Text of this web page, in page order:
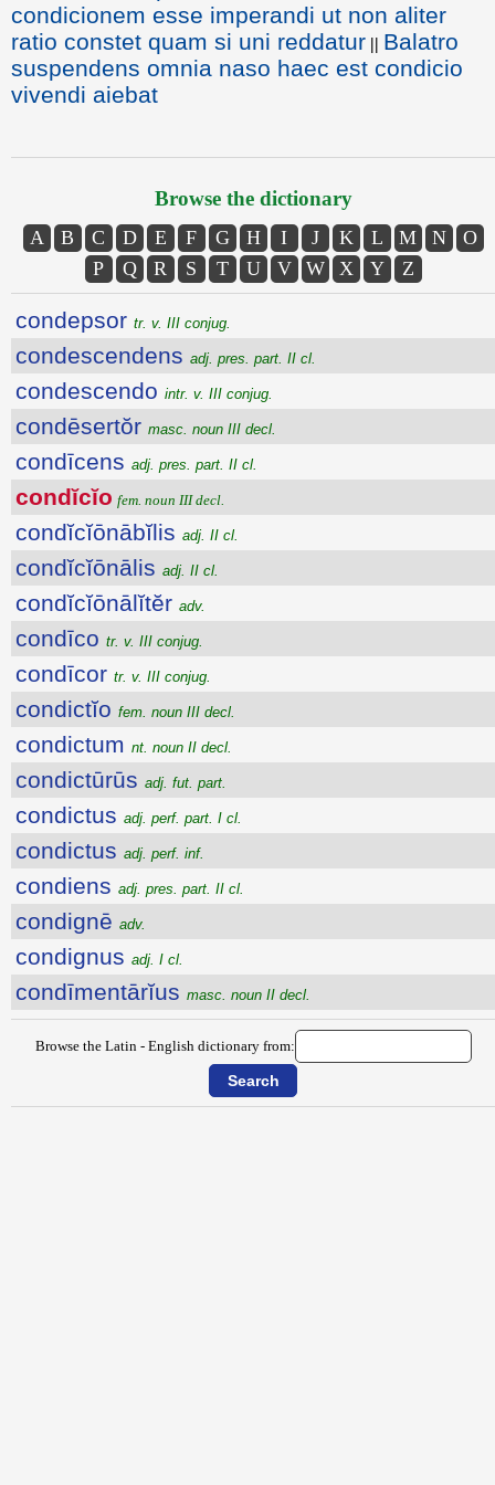
condicionem esse imperandi ut non aliter
ratio constet quam si uni reddatur || Balatro
suspendens omnia naso haec est condicio
vivendi aiebat
Browse the dictionary
A B C D E F G H I J K L M N
O
P
Q R S T U V W X Y Z
condepsor tr. v. III conjug.
condescendens adj. pres. part. II cl.
condescendo intr. v. III conjug.
condēsertŏr masc. noun III decl.
condīcens adj. pres. part. II cl.
condĭcĭo fem. noun III decl.
condĭcĭōnābĭlis adj. II cl.
condĭcĭōnālis adj. II cl.
condĭcĭōnālĭtĕr adv.
condīco tr. v. III conjug.
condīcor tr. v. III conjug.
condictĭo fem. noun III decl.
condictum nt. noun II decl.
condictūrūs adj. fut. part.
condictus adj. perf. part. I cl.
condictus adj. perf. inf.
condiens adj. pres. part. II cl.
condignē adv.
condignus adj. I cl.
condīmentārĭus masc. noun II decl.
Browse the Latin - English dictionary from: